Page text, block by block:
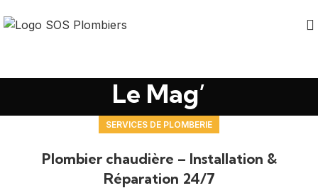
Le Mag’
SERVICES DE PLOMBERIE
Plombier chaudière – Installation &
Réparation 24/7